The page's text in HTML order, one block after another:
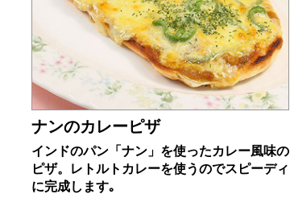
ナンのカレーピザ
インドのパン「ナン」を使ったカレー風味の
ピザ。レトルトカレーを使うのでスピーディ
に完成します｡